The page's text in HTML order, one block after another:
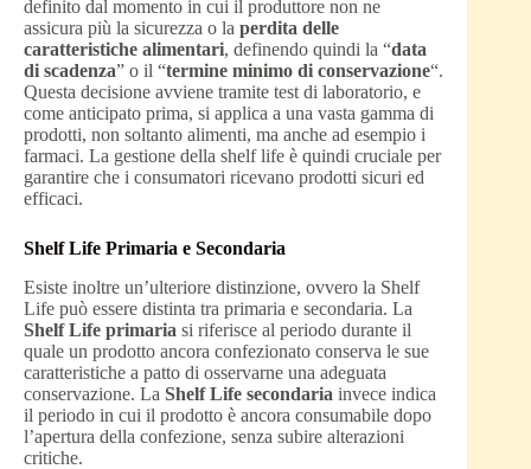
definito dal momento in cui il produttore non ne
assicura più la sicurezza o la perdita delle
caratteristiche alimentari, definendo quindi la “data
di scadenza” o il “termine minimo di conservazione“.
Questa decisione avviene tramite test di laboratorio, e
come anticipato prima, si applica a una vasta gamma di
prodotti, non soltanto alimenti, ma anche ad esempio i
farmaci. La gestione della shelf life è quindi cruciale per
garantire che i consumatori ricevano prodotti sicuri ed
efficaci.
Shelf Life Primaria e Secondaria
Esiste inoltre un’ulteriore distinzione, ovvero la Shelf
Life può essere distinta tra primaria e secondaria. La
Shelf Life primaria si riferisce al periodo durante il
quale un prodotto ancora confezionato conserva le sue
caratteristiche a patto di osservarne una adeguata
conservazione. La Shelf Life secondaria invece indica
il periodo in cui il prodotto è ancora consumabile dopo
l’apertura della confezione, senza subire alterazioni
critiche.